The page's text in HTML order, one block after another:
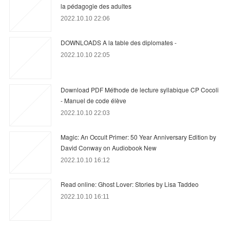
la pédagogie des adultes
2022.10.10 22:06
DOWNLOADS A la table des diplomates -
2022.10.10 22:05
Download PDF Méthode de lecture syllabique CP Cocoli
- Manuel de code élève
2022.10.10 22:03
Magic: An Occult Primer: 50 Year Anniversary Edition by
David Conway on Audiobook New
2022.10.10 16:12
Read online: Ghost Lover: Stories by Lisa Taddeo
2022.10.10 16:11